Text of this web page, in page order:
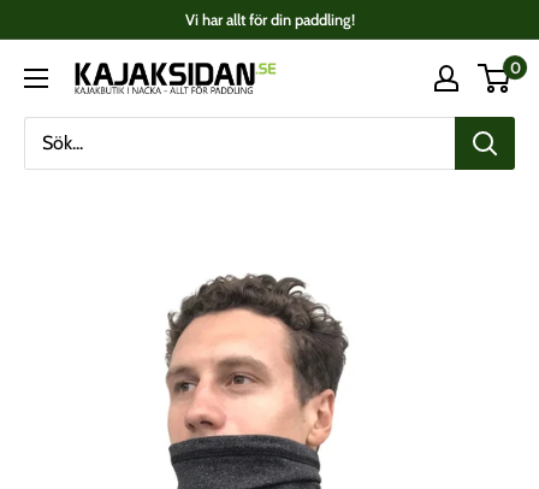
innehåll
Vi har allt för din paddling!
Kajaksidan
0